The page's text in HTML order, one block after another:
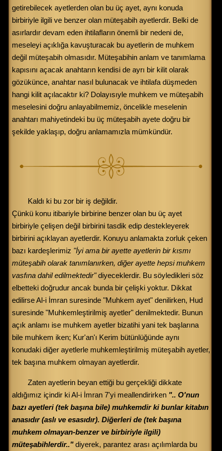
getirebilecek ayetlerden olan bu üç ayet, aynı konuda
birbiriyle ilgili ve benzer olan müteşabih ayetlerdir. Belki de
asırlardır devam eden ihtilafların önemli bir nedeni de,
meseleyi açıklığa kavuşturacak bu ayetlerin de muhkem
değil müteşabih olmasıdır. Müteşabihin anlam ve tanımlama
kapısını açacak anahtarın kendisi de ayrı bir kilit olarak
gözükünce, anahtar nasıl bulunacak ve ihtilafa düşmeden
hangi kilit açılacaktır ki? Dolayısıyle muhkem ve müteşabih
meselesini doğru anlayabilmemiz, öncelikle meselenin
anahtarı mahiyetindeki bu üç müteşabih ayete doğru bir
şekilde yaklaşıp, doğru anlamamızla mümkündür.
Kaldı ki bu zor bir iş değildir.
Çünkü konu itibariyle birbirine benzer olan bu üç ayet
birbiriyle çelişen değil birbirini tasdik edip destekleyerek
birbirini açıklayan ayetlerdir. Konuyu anlamakta zorluk çeken
bazı kardeşlerimiz "İyi ama bir ayette ayetlerin bir kısmı
müteşabih olarak tanımlanırken, diğer ayette hepsi muhkem
vasfına dahil edilmektedir"diyeceklerdir. Bu söyledikleri söz
elbetteki doğrudur ancak bunda bir çelişki yoktur. Dikkat
edilirse Al-i İmran suresinde "Muhkem ayet" denilirken, Hud
suresinde "Muhkemleştirilmiş ayetler" denilmektedir. Bunun
açık anlamı ise muhkem ayetler bizatihi yani tek başlarına
bile muhkem iken; Kur'an'ı Kerim bütünlüğünde aynı
konudaki diğer ayetlerle muhkemleştirilmiş müteşabih ayetler,
tek başına muhkem olmayan ayetlerdir.
Zaten ayetlerin beyan ettiği bu gerçekliği dikkate
aldığımız içindir ki Al-i İmran 7'yi meallendirirken ".. O'nun
bazı ayetleri (tek başına bile) muhkemdir ki bunlar kitabın
anasıdır (aslı ve esasıdır). Diğerleri de (tek başına
muhkem olmayan-benzer ve birbiriyle ilgili)
müteşabihlerdir.."diyerek, parantez arası açılımlarda bu